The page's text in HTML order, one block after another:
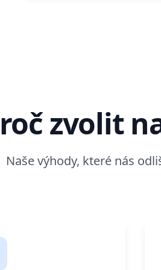
zvolit
Naše výhody, které nás